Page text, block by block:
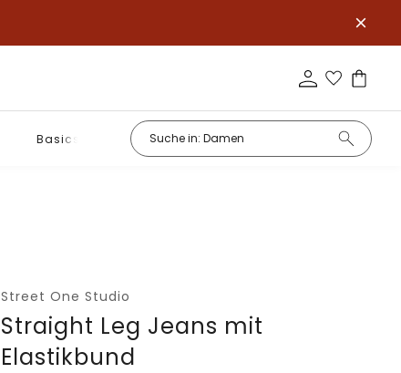
Basics
Street One Studio
Straight Leg Jeans mit
Elastikbund